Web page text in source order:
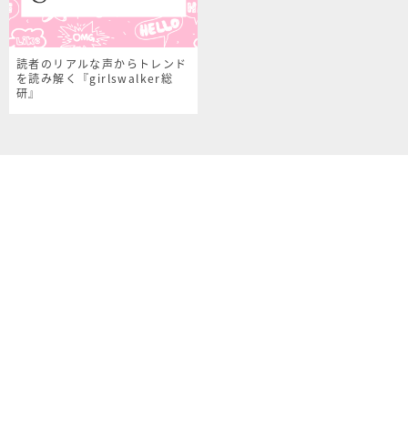
読者のリアルな声からトレンド
を読み解く『girlswalker総
研』